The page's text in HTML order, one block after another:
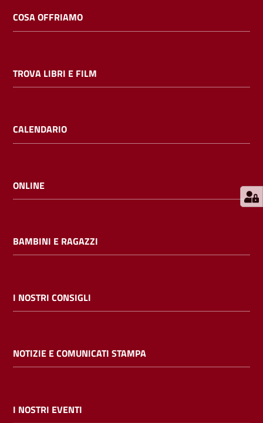
i
cataloghi
bibliotecario
COSA OFFRIAMO
TROVA LIBRI E FILM
CALENDARIO
ONLINE
BAMBINI E RAGAZZI
I NOSTRI CONSIGLI
NOTIZIE E COMUNICATI STAMPA
I NOSTRI EVENTI